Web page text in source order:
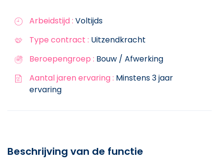
Arbeidstijd : Voltijds
Type contract : Uitzendkracht
Beroepengroep : Bouw / Afwerking
Aantal jaren ervaring : Minstens 3 jaar
ervaring
Beschrijving van de functie